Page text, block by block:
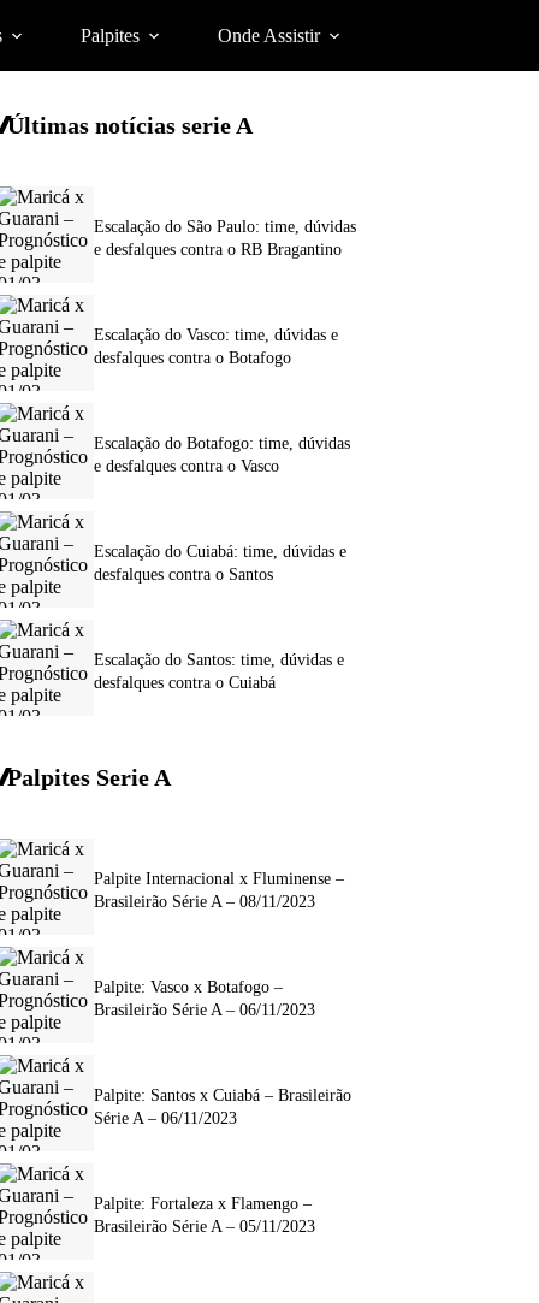
Palpites Onde Assistir
Últimas notícias serie A
Escalação do São Paulo: time, dúvidas
e desfalques contra o RB Bragantino
Escalação do Vasco: time, dúvidas e
desfalques contra o Botafogo
Escalação do Botafogo: time, dúvidas
e desfalques contra o Vasco
Escalação do Cuiabá: time, dúvidas e
desfalques contra o Santos
Escalação do Santos: time, dúvidas e
desfalques contra o Cuiabá
Palpites Serie A
Palpite Internacional x Fluminense –
Brasileirão Série A – 08/11/2023
Palpite: Vasco x Botafogo –
Brasileirão Série A – 06/11/2023
Palpite: Santos x Cuiabá – Brasileirão
Série A – 06/11/2023
Palpite: Fortaleza x Flamengo –
Brasileirão Série A – 05/11/2023